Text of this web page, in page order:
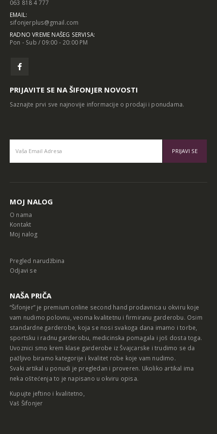
063 818 4 777
EMAIL:
sifonjerplus@gmail.com
RADNO VREME NAŠEG SERVISA:
Pon - Sub / 09:00 - 20:00 PM
PRIJAVITE SE NA ŠIFONJER NOVOSTI
Saznajte prvi sve najnovije informacije o prodaji i ponudama.
MOJ NALOG
O nama
Kontakt
Moj nalog
Pregled narudžbina
Odjavi se
NAŠA PRIČA
“Šifonjer” je premium online second hand prodavnica u okviru koje
vam nudimo polovnu, veoma kvalitetnu i firmiranu garderobu. Osim
standardne garderobe, koja se nosi svakoga dana imamo i torbe,
sportsku i radnu garderobu, medicinska pomagala i još dosta toga.
Uvoznici smo krem klase garderobe iz Švajcarske i trudimo se da
pažljivo biramo kategorije i kvalitet robe koje vam nudimo.
Svaki artikal u ponudi je pregledan i proveren. Ukoliko artikal ima
neka oštećenja to je napisano u okviru opisa.
Kupujte jeftino i kvalitetno,
Vaš Šifonjer